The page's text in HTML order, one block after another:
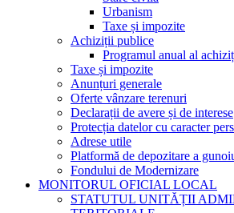
Urbanism
Taxe și impozite
Achiziții publice
Programul anual al
Taxe și impozite
Anunțuri generale
Oferte vânzare terenuri
Declarații de avere și de interese
Protecția datelor cu caracter
Adrese utile
Platformă de depozitare a
Fondului de Modernizare
MONITORUL OFICIAL LOCAL
STATUTUL UNITĂȚII